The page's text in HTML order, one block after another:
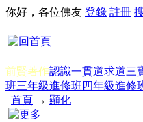
你好，各位佛友 登錄 註冊
前賢著作認識一貫道求道三
班三年級進修班四年級進修
首頁 → 顯化